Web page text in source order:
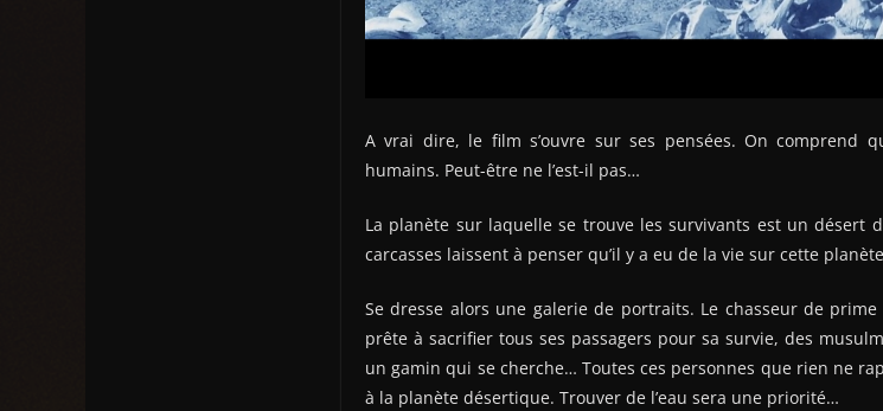
A vrai dire, le film s’ouvre sur ses pensées. On comprend
humains. Peut-être ne l’est-il pas…
La planète sur laquelle se trouve les survivants est un désert
carcasses laissent à penser qu’il y a eu de la vie sur cette
Se dresse alors une galerie de portraits. Le chasseur de
prête à sacrifier tous ses passagers pour sa survie, des
un gamin qui se cherche… Toutes ces personnes que rien ne
à la planète désertique. Trouver de l’eau sera une priorité…